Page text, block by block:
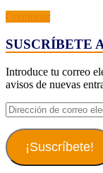
SUSCRÍBETE
Introduce tu correo
avisos de nuevas
Dirección
de
correo
electrónico
¡Suscríbete!